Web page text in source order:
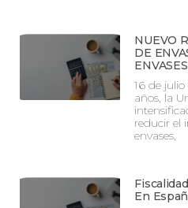
NUEVO
DE
ENVASES
16 de
años, la
reducir el
envases,
En